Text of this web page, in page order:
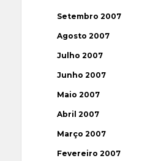
Setembro 2007
Agosto 2007
Julho 2007
Junho 2007
Maio 2007
Abril 2007
Março 2007
Fevereiro 2007